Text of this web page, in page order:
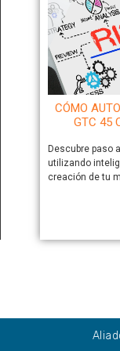
CÓMO
GTC 45
Descubre paso
utilizando
creación de tu